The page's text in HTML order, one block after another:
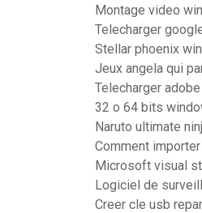
Montage video
Telecharger
Stellar phoenix
Jeux angela qui
Telecharger
32 o 64 bits
Naruto ultimate
Comment
Microsoft visual
Logiciel de
Creer cle usb